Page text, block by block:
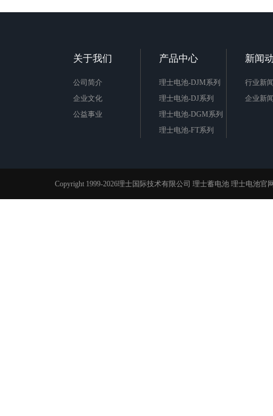
关于我们
公司简介
企业文化
公益事业
产品中心
理士电池-DJM系列
理士电池-DJ系列
理士电池-DGM系列
理士电池-FT系列
新闻
行业新
企业新
Copyright 1999-2026理士国际技术有限公司 理士蓄电池 理士电池官